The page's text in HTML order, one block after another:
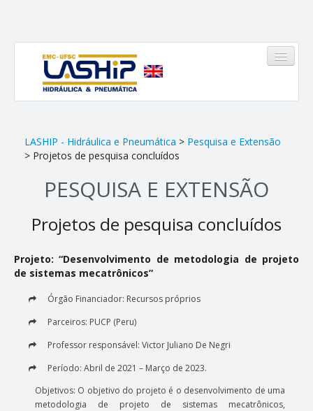
Quem somos
Infraestrutura
Linhas de Atuação
Pinheirinho
Disciplinas
Softwares & Ferramentas
LASHIP - Hidráulica e Pneumática > Pesquisa e Extensão
> Projetos de pesquisa concluídos
PESQUISA E EXTENSÃO
Projetos de pesquisa concluídos
Projeto: “Desenvolvimento de metodologia de projeto
de sistemas mecatrônicos”
Órgão Financiador: Recursos próprios
Parceiros: PUCP (Peru)
Professor responsável: Victor Juliano De Negri
Período: Abril de 2021 – Março de 2023.
Objetivos: O objetivo do projeto é o desenvolvimento de uma
metodologia de projeto de sistemas mecatrônicos,